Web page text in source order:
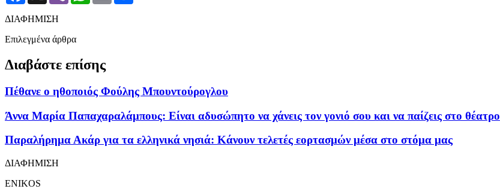
ΔΙΑΦΗΜΙΣΗ
Επιλεγμένα άρθρα
Διαβάστε επίσης
Πέθανε ο ηθοποιός Φούλης Μπουντούρογλου
Άννα Μαρία Παπαχαραλάμπους: Είναι αδυσώπητο να χάνεις τον γονιό σου και να παίζεις στο θέατρο
Παραλήρημα Ακάρ για τα ελληνικά νησιά: Κάνουν τελετές εορτασμών μέσα στο στόμα μας
ΔΙΑΦΗΜΙΣΗ
ENIKOS